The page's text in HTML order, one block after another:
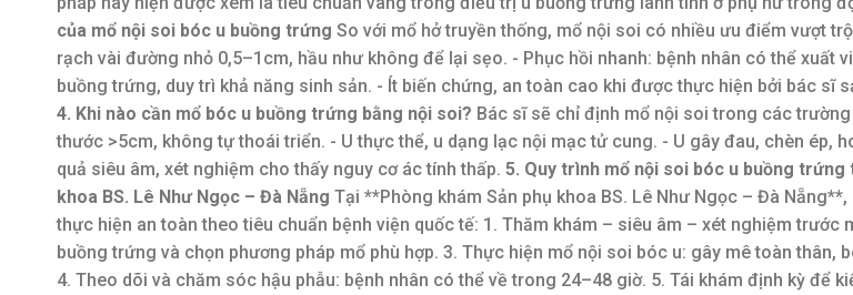
của mổ nội soi bóc u buồng trứng So với mổ hở truyền thống, mổ nội soi có nhiều ưu điểm vượt
rạch vài đường nhỏ 0,5–1cm, hầu như không để lại sẹo. - Phục hồi nhanh: bệnh nhân có thể xuất
buồng trứng, duy trì khả năng sinh sản. - Ít biến chứng, an toàn cao khi được thực hiện bởi bác sĩ
4. Khi nào cần mổ bóc u buồng trứng bằng nội soi? Bác sĩ sẽ chỉ định mổ nội soi trong các
thước >5cm, không tự thoái triển. - U thực thể, u dạng lạc nội mạc tử cung. - U gây đau, chèn ép,
quả siêu âm, xét nghiệm cho thấy nguy cơ ác tính thấp. 5. Quy trình mổ nội soi bóc u buồng trứng
khoa BS. Lê Như Ngọc – Đà Nẵng Tại **Phòng khám Sản phụ khoa BS. Lê Như Ngọc – Đà
thực hiện an toàn theo tiêu chuẩn bệnh viện quốc tế: 1. Thăm khám – siêu âm – xét nghiệm trước
buồng trứng và chọn phương pháp mổ phù hợp. 3. Thực hiện mổ nội soi bóc u: gây mê toàn thân,
4. Theo dõi và chăm sóc hậu phẫu: bệnh nhân có thể về trong 24–48 giờ. 5. Tái khám định kỳ để